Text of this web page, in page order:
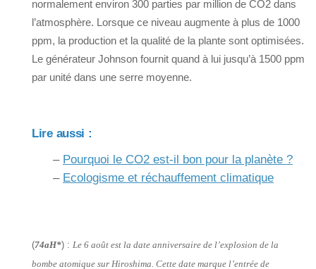
normalement environ 300 parties par million de CO2 dans
l’atmosphère. Lorsque ce niveau augmente à plus de 1000
ppm, la production et la qualité de la plante sont optimisées.
Le générateur Johnson fournit quand à lui jusqu’à 1500 ppm
par unité dans une serre moyenne.
Lire aussi :
– Pourquoi le CO2 est-il bon pour la planète ?
– Ecologisme et réchauffement climatique
(74aH*) : Le 6 août est la date anniversaire de l’explosion de la
bombe atomique sur Hiroshima. Cette date marque l’entrée de